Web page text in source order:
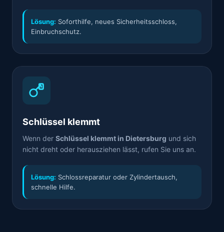
Lösung: Soforthilfe, neues Sicherheitsschloss,
Einbruchschutz.
Schlüssel klemmt
Wenn der Schlüssel klemmt in Dietersburg und sich
nicht dreht oder herausziehen lässt, rufen Sie uns an.
Lösung: Schlossreparatur oder Zylindertausch,
schnelle Hilfe.